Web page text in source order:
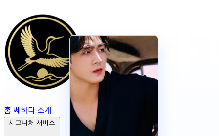
홈 쎄하다 소개
시그니처 서비스